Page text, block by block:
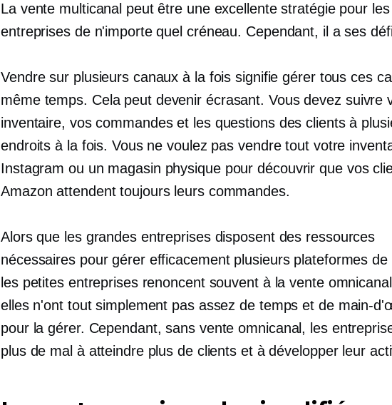
La vente multicanal peut être une excellente stratégie pour les
entreprises de n'importe quel créneau. Cependant, il a ses
Vendre sur plusieurs canaux à la fois signifie gérer tous ces
même temps. Cela peut devenir écrasant. Vous devez suivre
inventaire, vos commandes et les questions des clients à
endroits à la fois. Vous ne voulez pas vendre tout votre
Instagram ou un magasin physique pour découvrir que vos
Amazon attendent toujours leurs commandes.
Alors que les grandes entreprises disposent des ressources
nécessaires pour gérer efficacement plusieurs plateformes de
les petites entreprises renoncent souvent à la vente
elles n'ont tout simplement pas assez de temps et de main-
pour la gérer. Cependant, sans vente omnicanal, les
plus de mal à atteindre plus de clients et à développer leur